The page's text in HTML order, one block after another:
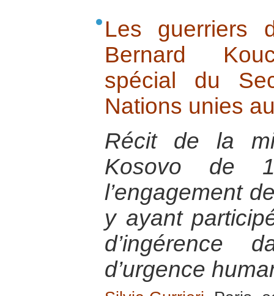
Les guerriers
Bernard
spécial du
Nations unies
Récit de la
Kosovo de
l’engagement
y ayant
d’ingérence
d’urgence